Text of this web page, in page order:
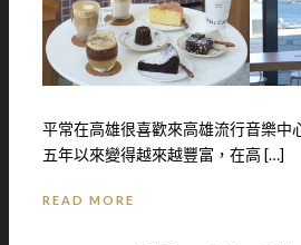
平常在高雄很喜歡來高雄流行音樂中
五年以來變得越來越豐富，在高 […]
READ MORE